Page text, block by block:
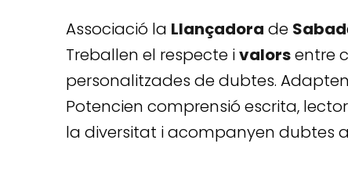
Associació la Llançadora de
Treballen el respecte ivalorsentre
personalitzades de dubtes.
Potencien comprensió escrita,
la diversitat i acompanyen dubtes